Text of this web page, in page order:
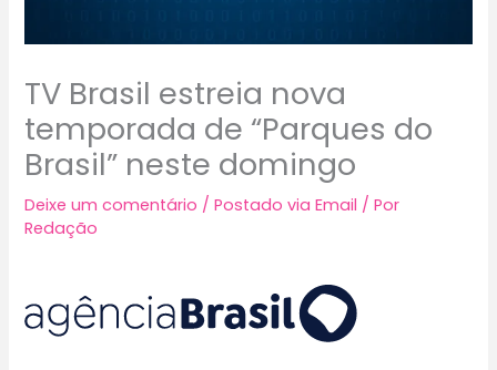
TV Brasil estreia nova
temporada de “Parques do
Brasil” neste domingo
Deixe um comentário /Postado via Email / Por
Redação